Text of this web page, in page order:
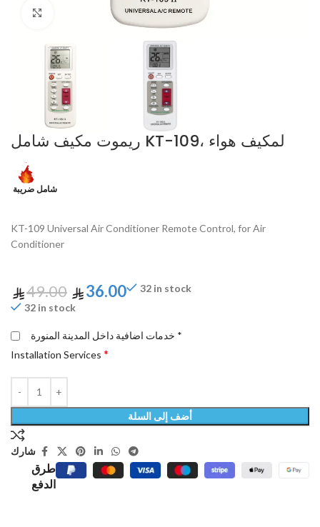
Click to enlarge
ريموت مكيف شامل KT-109، لمكيف هواء
KT-109 Universal Air Conditioner Remote Control, for Air
Conditioner
49.00 36.00
32 in stock
32 in stock
خدمات اضافية داخل المدينة المنورة *
Installation Services *
أضف إلى السلة
شارك
طرق
الدفع